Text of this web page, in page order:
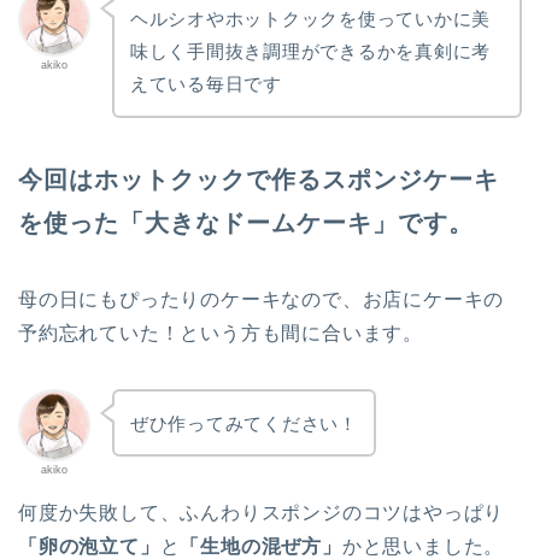
akiko
ヘルシオやホットクックを使っていかに美
味しく手間抜き調理ができるかを真剣に考
えている毎日です
今回はホットクックで作るスポンジケーキ
を使った「大きなドームケーキ」です。
母の日にもぴったりのケーキなので、お店にケーキの
予約忘れていた！という方も間に合います。
akiko
ぜひ作ってみてください！
何度か失敗して、ふんわりスポンジのコツはやっぱり
「卵の泡立て」
と 「生地の混ぜ方」 かと思いました。